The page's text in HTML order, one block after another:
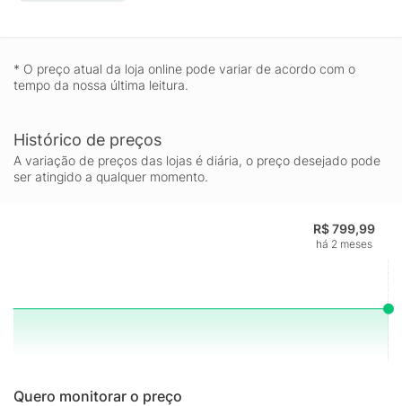
* O preço atual da loja online pode variar de acordo com o
tempo da nossa última leitura.
Histórico de preços
A variação de preços das lojas é diária, o preço desejado pode
ser atingido a qualquer momento.
R$ 799,99
há 2 meses
Quero monitorar o preço